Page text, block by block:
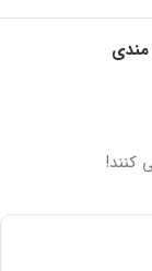
مندی
کنند!